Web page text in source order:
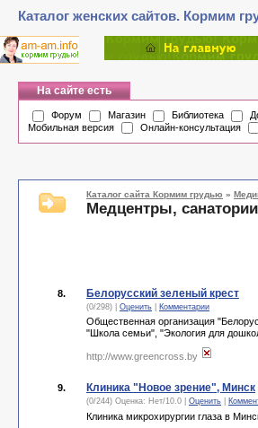
Каталог женских сайтов. Кормим
На сайте есть
Форум Магазин Библиотека
Мобильная версия
Онлайн-консультация
Каталог сайта Кормим грудью »
Медцентры, санатории
8. Белорусский зеленый крест
(0/298) | Оценить Комментарии
Общественная организация
"Школа семьи", "Экология для
http://www.greencross.by
9. Клиника "Новое зрение", Минск
(0/244) Оценка: Нет/10.0 Оценить
Клиника микрохирургии глаза в